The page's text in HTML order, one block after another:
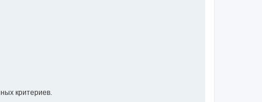
критериев.